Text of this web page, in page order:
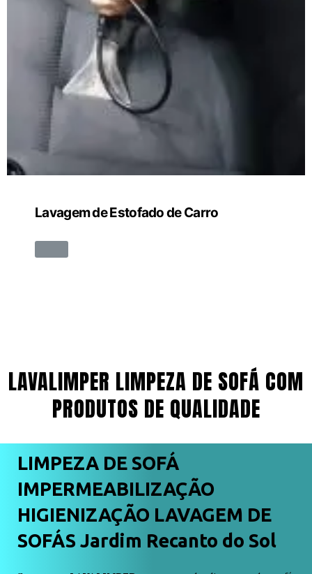
Lavagem de Estofado de Carro
LAVALIMPER LIMPEZA DE SOFÁ COM
PRODUTOS DE QUALIDADE
LIMPEZA DE SOFÁ
IMPERMEABILIZAÇÃO
HIGIENIZAÇÃO LAVAGEM DE
SOFÁS Jardim Recanto do Sol